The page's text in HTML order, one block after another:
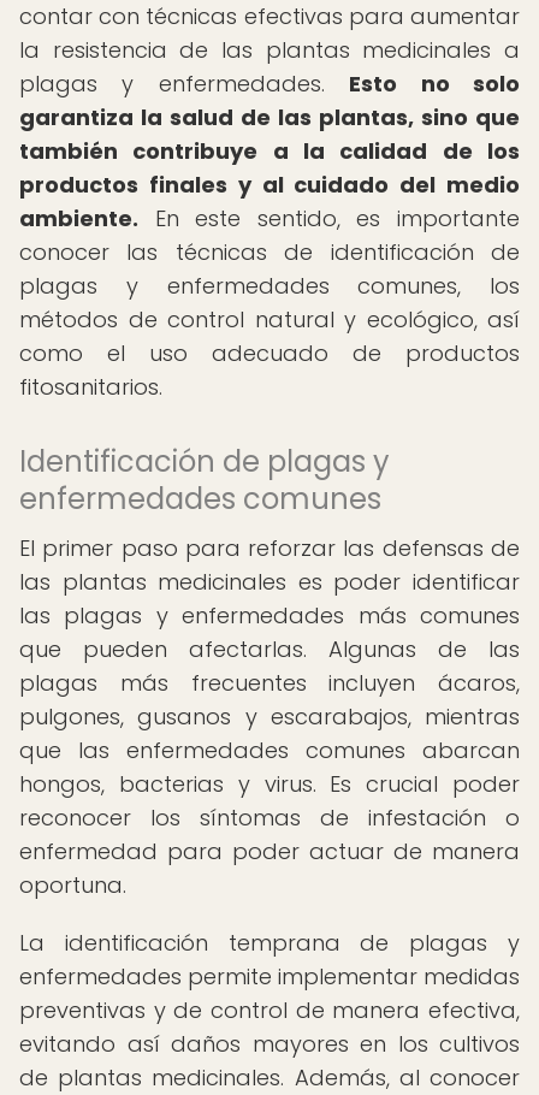
contar con técnicas efectivas para aumentar
la resistencia de las plantas medicinales a
plagas y enfermedades. Esto no solo
garantiza la salud de las plantas, sino que
también contribuye a la calidad de los
productos finales y al cuidado del medio
ambiente. En este sentido, es importante
conocer las técnicas de identificación de
plagas y enfermedades comunes, los
métodos de control natural y ecológico, así
como el uso adecuado de productos
fitosanitarios.
Identificación de plagas y
enfermedades comunes
El primer paso para reforzar las defensas de
las plantas medicinales es poder identificar
las plagas y enfermedades más comunes
que pueden afectarlas. Algunas de las
plagas más frecuentes incluyen ácaros,
pulgones, gusanos y escarabajos, mientras
que las enfermedades comunes abarcan
hongos, bacterias y virus. Es crucial poder
reconocer los síntomas de infestación o
enfermedad para poder actuar de manera
oportuna.
La identificación temprana de plagas y
enfermedades permite implementar medidas
preventivas y de control de manera efectiva,
evitando así daños mayores en los cultivos
de plantas medicinales. Además, al conocer